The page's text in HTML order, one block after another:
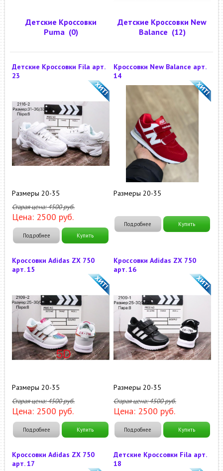
Детские Кроссовки
Puma (0)
Детские Кроссовки New
Balance (12)
Детские Кроссовки Fila арт.
23
Размеры 20-35
Старая цена:4500руб.
Цена: 2500 руб.
Подробнее Купить
Кроссовки New Balance арт.
14
Размеры 20-35
Подробнее Купить
Кроссовки Adidas ZX 750
арт. 15
Размеры 20-35
Старая цена:4500руб.
Цена: 2500 руб.
Подробнее Купить
Кроссовки Adidas ZX 750
арт. 16
Размеры 20-35
Старая цена:4500руб.
Цена: 2500 руб.
Подробнее Купить
Кроссовки Adidas ZX 750
арт. 17
Детские Кроссовки Fila арт.
18